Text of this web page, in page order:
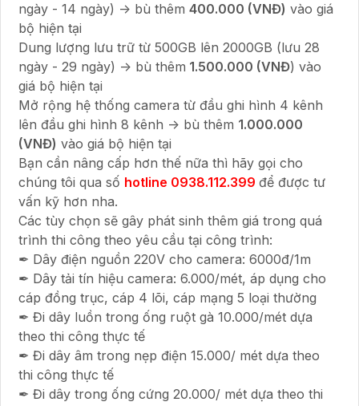
ngày - 14 ngày) -> bù thêm 400.000 (VNĐ) vào giá
bộ hiện tại
Dung lượng lưu trữ từ 500GB lên 2000GB (lưu 28
ngày - 29 ngày) -> bù thêm 1.500.000 (VNĐ) vào
giá bộ hiện tại
Mở rộng hệ thống camera từ đầu ghi hình 4 kênh
lên đầu ghi hình 8 kênh -> bù thêm 1.000.000
(VNĐ) vào giá bộ hiện tại
Bạn cần nâng cấp hơn thế nữa thì hãy gọi cho
chúng tôi qua số hotline 0938.112.399 để được tư
vấn kỹ hơn nha.
Các tùy chọn sẽ gây phát sinh thêm giá trong quá
trình thi công theo yêu cầu tại công trình:
✒ Dây điện nguồn 220V cho camera: 6000đ/1m
✒ Dây tải tín hiệu camera: 6.000/mét, áp dụng cho
cáp đồng trục, cáp 4 lõi, cáp mạng 5 loại thường
✒ Đi dây luồn trong ống ruột gà 10.000/mét dựa
theo thi công thực tế
✒ Đi dây âm trong nẹp điện 15.000/ mét dựa theo
thi công thực tế
✒ Đi dây trong ống cứng 20.000/ mét dựa theo thi